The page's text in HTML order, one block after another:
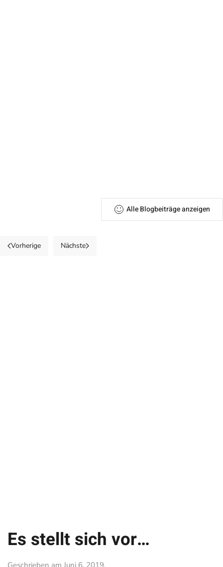
Alle Blogbeiträge anzeigen
Vorherige Nächste
Es stellt sich vor…
Geschrieben am Juni 6, 2019.